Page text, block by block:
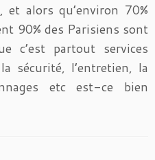
alors qu’environ 70%
90% des Parisiens sont
c’est partout services
sécurité, l’entretien, la
etc est-ce bien